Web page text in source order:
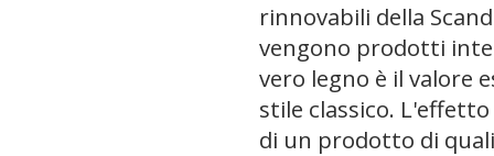
rinnovabili della
vengono prodotti
vero legno è il valore
stile classico.
di un prodotto di